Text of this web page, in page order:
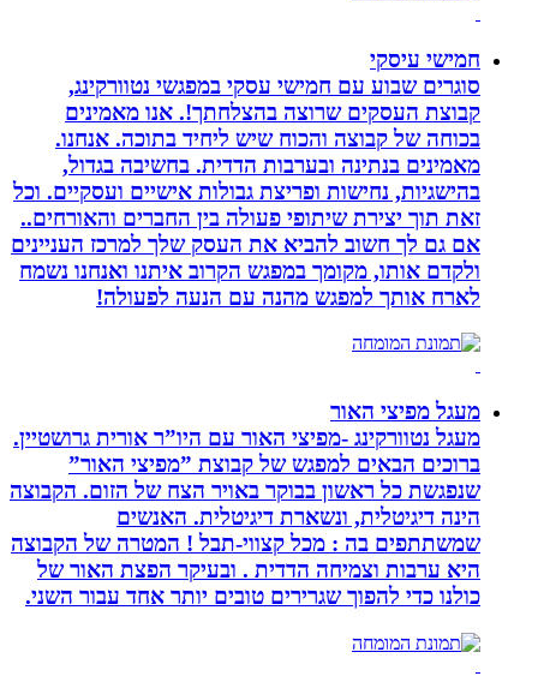
חמישי עיסקי
סוגרים שבוע עם חמישי עסקי במפגשי נטוורקינג,
קבוצת העסקים שרוצה בהצלחתך!. אנו מאמינים
בכוחה של קבוצה והכוח שיש ליחיד בתוכה. אנחנו.
מאמינים בנתינה ובערבות הדדית. בחשיבה בגדול,
בהישגיות, נחישות ופריצת גבולות אישיים ועסקיים. וכל
זאת תוך יצירת שיתופי פעולה בין החברים והאורחים..
אם גם לך חשוב להביא את העסק שלך למרכז העניינים
ולקדם אותו, מקומך במפגש הקרוב איתנו ואנחנו נשמח
לארח אותך למפגש מהנה עם הנעה לפעולה!
מעגל מפיצי האור
מעגל נטוורקינג -מפיצי האור עם היו”ר אורית גרושטיין.
ברוכים הבאים למפגש של קבוצת ”מפיצי האור”
שנפגשת כל ראשון בבוקר באויר הצח של הזום. הקבוצה
הינה דיגיטלית, ונשארת דיגיטלית. האנשים
שמשתתפים בה : מכל קצווי-תבל ! המטרה של הקבוצה
היא ערבות וצמיחה הדדית . ובעיקר הפצת האור של
כולנו כדי להפוך שגרירים טובים יותר אחד עבור השני.